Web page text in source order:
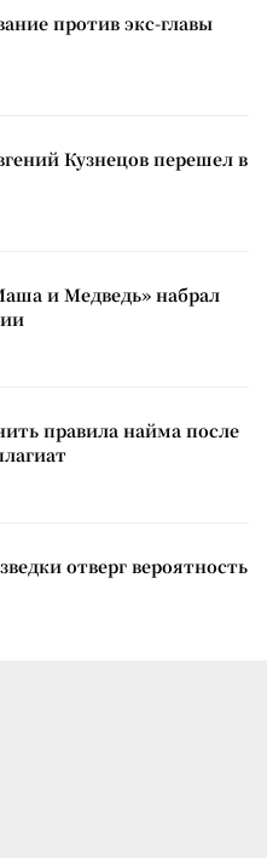
против экс-главы
Кузнецов перешел в
и Медведь» набрал
правила найма после
отверг вероятность